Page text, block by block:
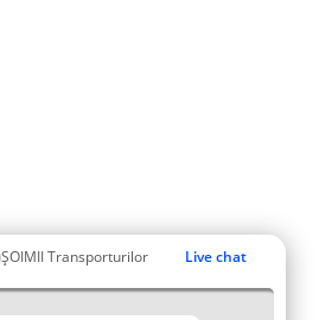
ȘOIMII Transporturilor Live chat